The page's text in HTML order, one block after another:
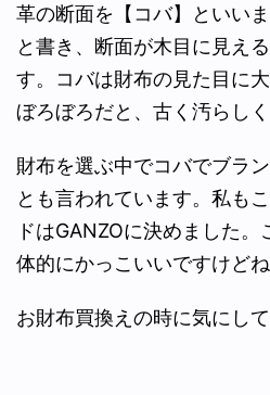
革の断面を【コバ】といい
と書き、断面が木目に見え
す。コバは財布の見た目に
ぼろぼろだと、古く汚らしく
財布を選ぶ中でコバでブラ
とも言われています。私も
ドはGANZOに決めました
体的にかっこいいですけどね
お財布買換えの時に気にして